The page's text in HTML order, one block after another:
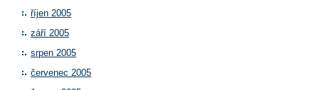
říjen 2005
září 2005
srpen 2005
červenec 2005